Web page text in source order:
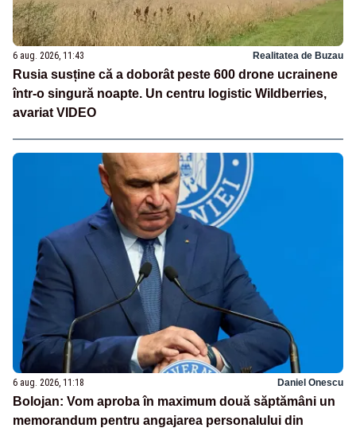
6 aug. 2026, 11:43 Realitatea de Buzau
Rusia susține că a doborât peste 600 drone ucrainene
într-o singură noapte. Un centru logistic Wildberries,
avariat VIDEO
6 aug. 2026, 11:18 Daniel Onescu
Bolojan: Vom aproba în maximum două săptămâni un
memorandum pentru angajarea personalului din